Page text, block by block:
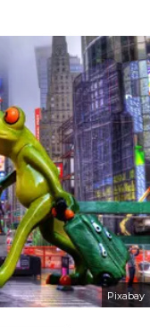
Pixabay